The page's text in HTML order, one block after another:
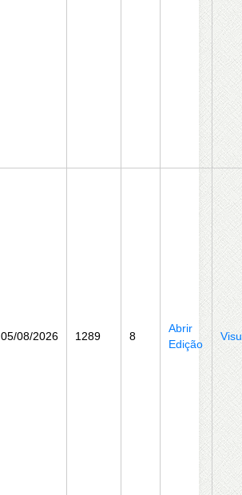
05/08/2026 1289 8
Abrir
Edição